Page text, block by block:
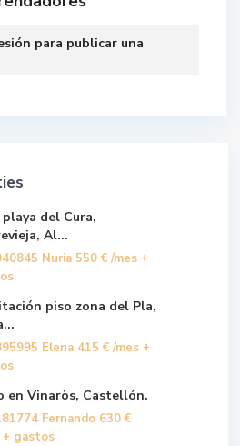
para publicar una
playa del Cura,
Al...
Nuria 550 € /mes +
piso zona del Pla,
Elena 415 € /mes +
en Vinaròs, Castellón.
Fernando 630 €
+ gastos